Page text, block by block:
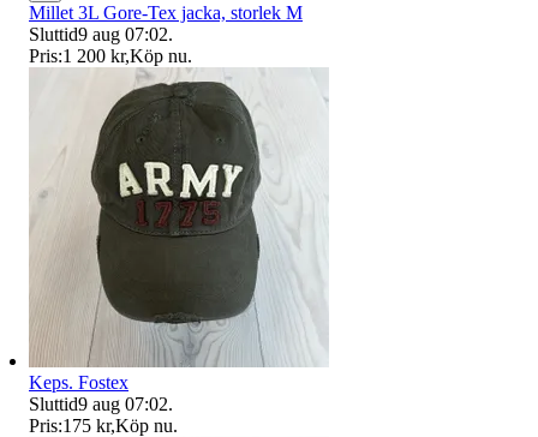
Millet 3L Gore-Tex jacka, storlek M
Sluttid9 aug 07:02.
Pris:1 200 kr,Köp nu.
Keps. Fostex
Sluttid9 aug 07:02.
Pris:175 kr,Köp nu.